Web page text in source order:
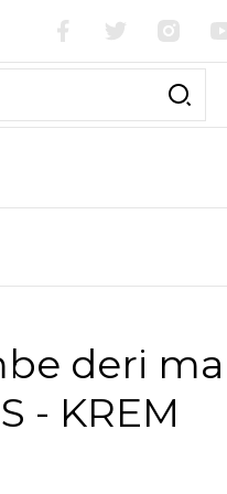
deri
- KREM